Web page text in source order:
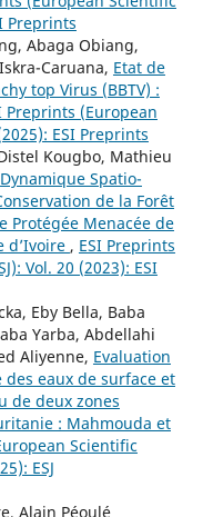
Preprints
Abaga Obiang,
Caruana, Etat de
top Virus (BBTV) :
Preprints (European
ESI Preprints
Kougbo, Mathieu
Dynamique Spatio-
de la Forêt
Protégée Menacée de
d’Ivoire , ESI Preprints
Vol. 20 (2023): ESI
Eby Bella, Baba
Yarba, Abdellahi
Aliyenne, Evaluation
eaux de surface et
de deux zones
: Mahmouda et
Scientific
ESJ
Alain Péoulé